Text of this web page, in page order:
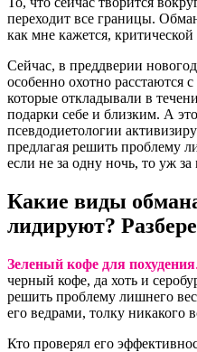
переходит все границы.
как мне кажется, критической
Сейчас, в преддверии
особенно охотно расстаются
которые откладывали в
подарки себе и близким. А
псевдодиетологии
предлагая решить проблему
если не за одну ночь, то уж за
Какие виды
лидируют?
Зеленый кофе для похудения.
черный кофе, да хоть и
решить проблему лишнего
его ведрами, толку никакого
Кто проверял его